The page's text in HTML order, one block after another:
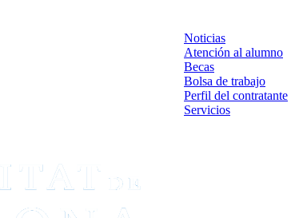
Noticias
Atención al alumno
Becas
Bolsa de trabajo
Perfil del contratante
Servicios